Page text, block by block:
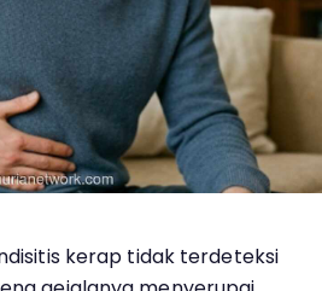
kerap tidak terdeteksi